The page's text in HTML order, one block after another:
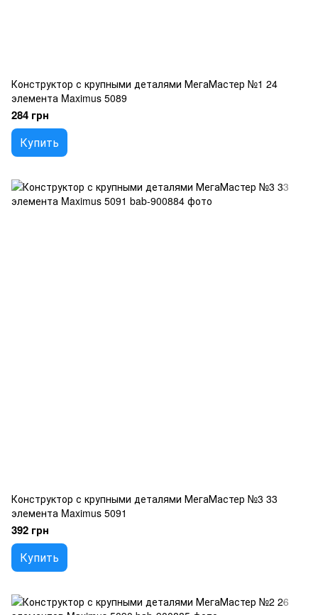
Конструктор с крупными деталями МегаМастер №1 24
элемента Maximus 5089
284 грн
Купить
Конструктор с крупными деталями МегаМастер №3 33
элемента Maximus 5091
392 грн
Купить